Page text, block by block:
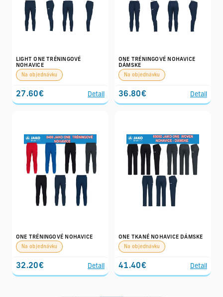
LIGHT ONE TRÉNINGOVÉ
NOHAVICE
Na objednávku
27.60€ Detail
ONE TRÉNINGOVÉ NOHAVICE
DÁMSKE
Na objednávku
36.80€ Detail
ONE TRÉNINGOVÉ NOHAVICE
Na objednávku
32.20€ Detail
ONE TKANÉ NOHAVICE DÁMSKE
Na objednávku
41.40€ Detail